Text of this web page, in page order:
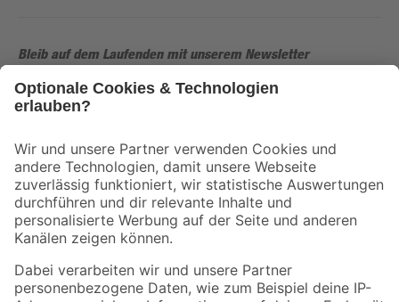
Bleib auf dem Laufenden mit unserem Newsletter
Der toom Newsletter: Keine Angebote und Aktionen mehr verpassen!
Folge uns
Zahlungsarten Versandarten